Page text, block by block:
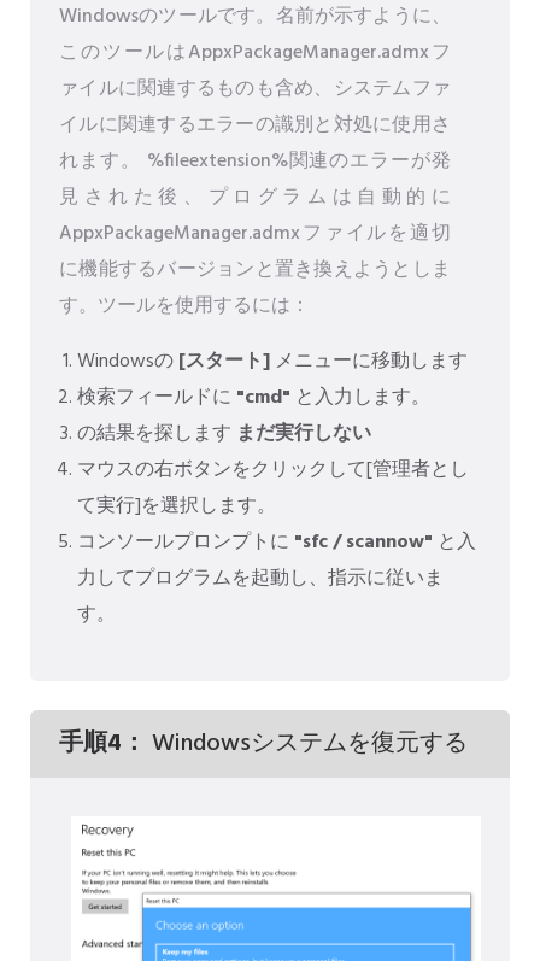
Windowsのツールです。名前が示すように、
このツールはAppxPackageManager.admxフ
ァイルに関連するものも含め、システムファ
イルに関連するエラーの識別と対処に使用さ
れます。 %fileextension%関連のエラーが発
見された後、プログラムは自動的に
AppxPackageManager.admxファイルを適切
に機能するバージョンと置き換えようとしま
す。ツールを使用するには：
Windowsの[スタート] メニューに移動します
検索フィールドに "cmd" と入力します。
の結果を探します まだ実行しない
マウスの右ボタンをクリックして[管理者とし
て実行]を選択します。
コンソールプロンプトに "sfc / scannow" と入
力してプログラムを起動し、指示に従いま
す。
手順4： Windowsシステムを復元する